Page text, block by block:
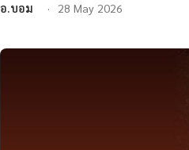
อ.บอม 28 May 2026